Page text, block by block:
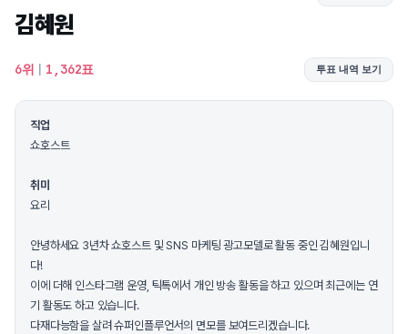
김혜원
6위 | 1,362표 투표 내역 보기
직업
쇼호스트
취미
요리
안녕하세요 3년차 쇼호스트 및 SNS 마케팅 광고모델로 활동 중인 김혜원입니
다!
이에 더해 인스타그램 운영, 틱톡에서 개인 방송 활동을 하고 있으며 최근에는 연
기 활동도 하고 있습니다.
다재다능함을 살려 슈퍼인플루언서의 면모를 보여드리겠습니다.